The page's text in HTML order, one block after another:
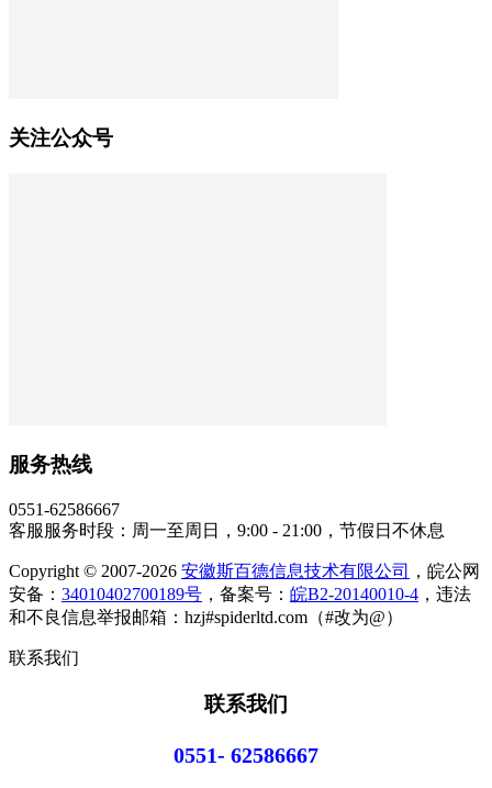
关注公众号
服务热线
0551-62586667
客服服务时段：周一至周日，9:00 - 21:00，节假日不休息
Copyright © 2007-2026 安徽斯百德信息技术有限公司
，皖公网
安备： 34010402700189号 ，备案号： 皖B2-20140010-4 ，违法
和不良信息举报邮箱：hzj#spiderltd.com（#改为@）
联系我们
联系我们
0551- 62586667